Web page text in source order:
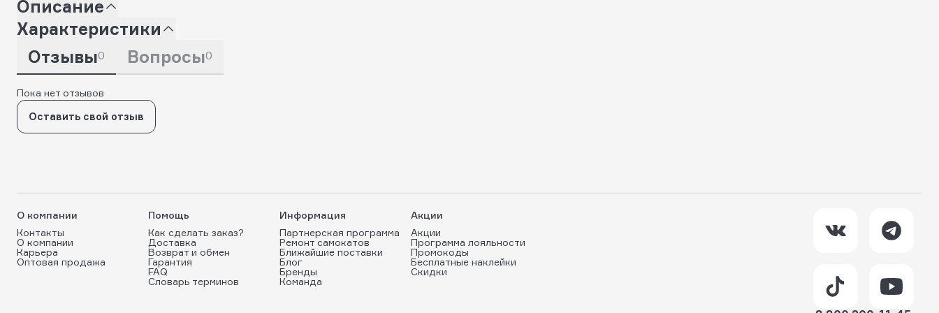
Описание
Характеристики
Отзывы0 Вопросы0
Пока нет отзывов
Оставить свой отзыв
О компании
Контакты
О компании
Карьера
Оптовая продажа
Помощь
Как сделать заказ?
Доставка
Возврат и обмен
Гарантия
FAQ
Словарь терминов
Информация
Партнерская программа
Ремонт самокатов
Ближайшие поставки
Блог
Бренды
Команда
Акции
Акции
Программа лояльности
Промокоды
Бесплатные наклейки
Скидки